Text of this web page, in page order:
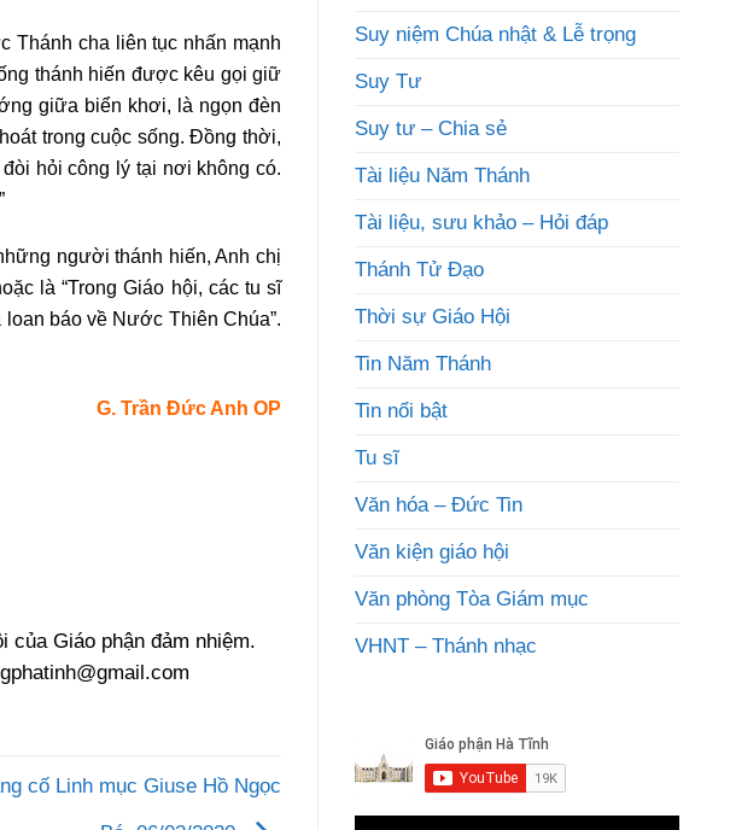
Thánh cha liên tục nhấn mạnh
thánh hiến được kêu gọi giữ
giữa biển khơi, là ngọn đèn
trong cuộc sống. Đồng thời,
hỏi công lý tại nơi không có.
người thánh hiến, Anh chị
là “Trong Giáo hội, các tu sĩ
báo về Nước Thiên Chúa”.
G. Trần Đức Anh OP
của Giáo phận đảm nhiệm.
cố Linh mục Giuse Hồ Ngọc
Suy niệm Chúa nhật & Lễ trọng
Suy Tư
Suy tư – Chia sẻ
Tài liệu Năm Thánh
Tài liệu, sưu khảo – Hỏi đáp
Thánh Tử Đạo
Thời sự Giáo Hội
Tin Năm Thánh
Tin nổi bật
Tu sĩ
Văn hóa – Đức Tin
Văn kiện giáo hội
Văn phòng Tòa Giám mục
VHNT – Thánh nhạc